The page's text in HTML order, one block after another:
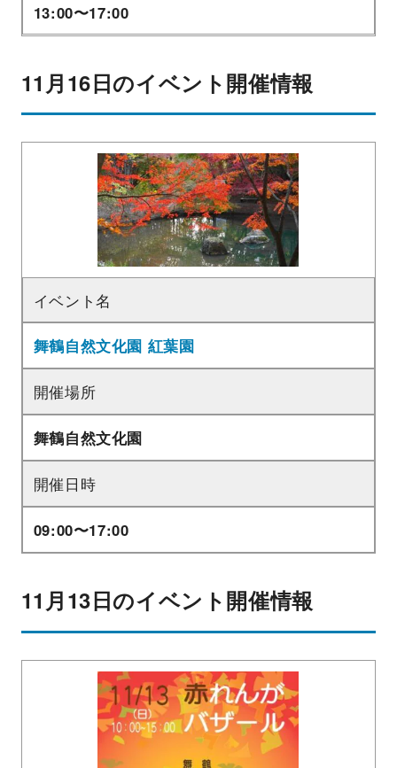
13:00〜17:00
11月16日のイベント開催情報
イベント名
舞鶴自然文化園 紅葉園
開催場所
舞鶴自然文化園
開催日時
09:00〜17:00
11月13日のイベント開催情報